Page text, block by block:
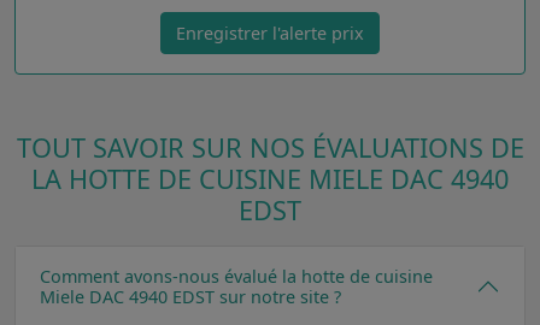
Enregistrer l'alerte prix
TOUT SAVOIR SUR NOS ÉVALUATIONS DE
LA HOTTE DE CUISINE MIELE DAC 4940
EDST
Comment avons-nous évalué la hotte de cuisine
Miele DAC 4940 EDST sur notre site ?